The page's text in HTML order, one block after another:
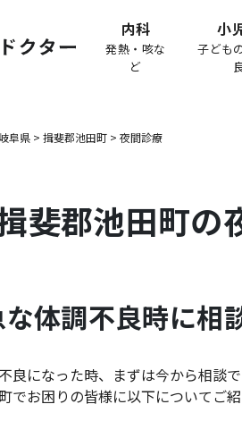
内科
発熱・咳な
ど
小
子ども
阜県 > 揖斐郡池田町 > 夜間診療
斐郡池田町の
体調不良時に相
良になった時、まずは今から相談
でお困りの皆様に以下についてご紹